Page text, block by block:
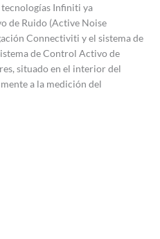
tecnologías Infiniti ya
de Ruido (Active Noise
Connectiviti y el sistema de
de Control Activo de
situado en el interior del
a la medición del